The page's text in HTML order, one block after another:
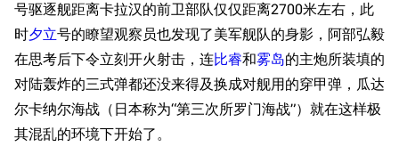
号驱逐舰距离卡拉汉的前卫部队仅仅距离2700米左右，此
时夕立号的瞭望观察员也发现了美军舰队的身影，阿部弘毅
在思考后下令立刻开火射击，连比睿和雾岛的主炮所装填的
对陆轰炸的三式弹都还没来得及换成对舰用的穿甲弹，瓜达
尔卡纳尔海战（日本称为“第三次所罗门海战”）就在这样极
其混乱的环境下开始了。